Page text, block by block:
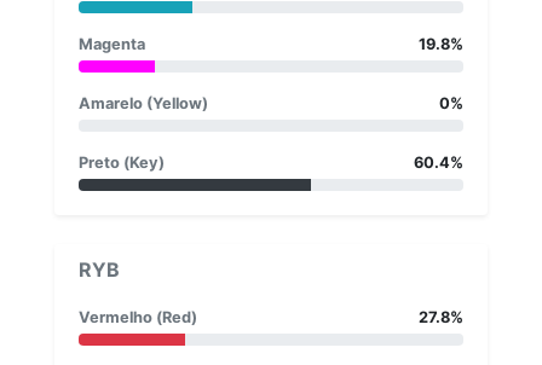
Magenta 19.8%
Amarelo (Yellow) 0%
Preto (Key) 60.4%
RYB
Vermelho (Red) 27.8%